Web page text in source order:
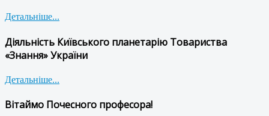
Детальніше...
Діяльність Київського планетарію Товариства
«Знання» України
Детальніше...
Вітаймо Почесного професора!